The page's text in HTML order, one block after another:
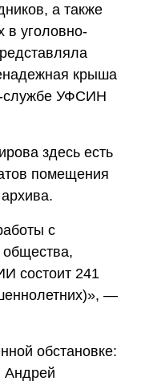
а также
в уголовно-
крыша
службе УФСИН
здесь есть
помещения
с
состоит 241
—
обстановке:
Андрей